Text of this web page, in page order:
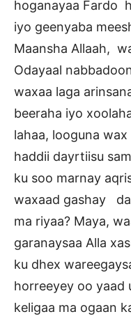
hoganayaa Fardo
iyo geenyaba
Maansha Allaah,
Odayaal
waxaa laga
beeraha iyo
lahaa, looguna
haddii dayrtiisu
ku soo marnay
waxaad gashay
ma riyaa? Maya,
garanaysaa Alla
ku dhex
horreeyey oo yaad
keligaa ma ogaan